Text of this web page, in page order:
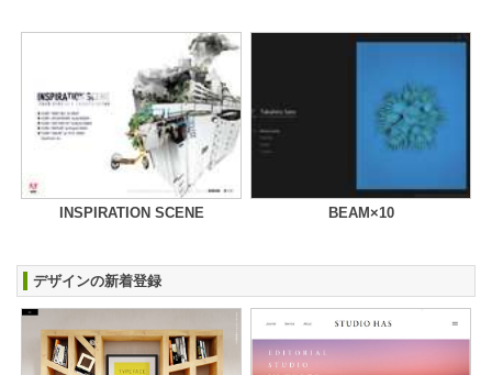
INSPIRATION SCENE BEAM×10
デザインの新着登録